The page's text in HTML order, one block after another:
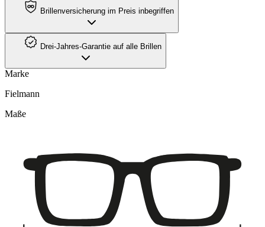
Brillenversicherung im Preis inbegriffen
Drei-Jahres-Garantie auf alle Brillen
Marke
Fielmann
Maße